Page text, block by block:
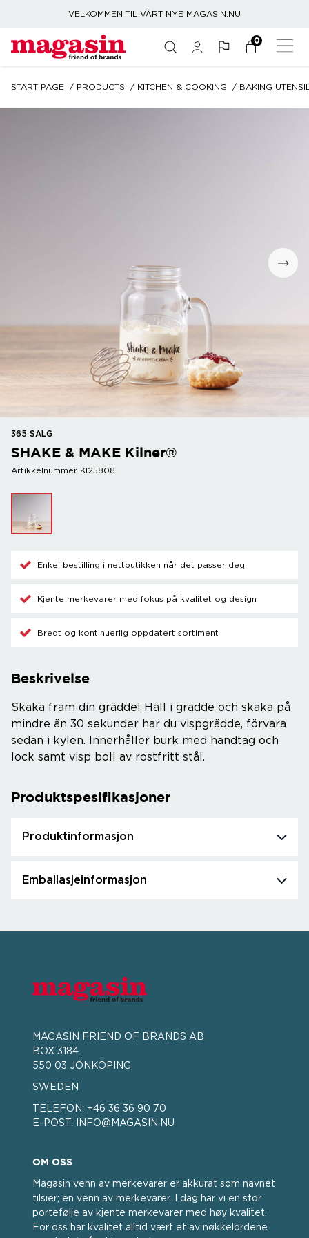
VELKOMMEN TIL VÅRT NYE MAGASIN.NU
0
START PAGE PRODUCTS KITCHEN & COOKING BAKING
365 SALG
SHAKE & MAKE Kilner®
Artikkelnummer KI25808
Enkel bestilling i nettbutikken når det passer deg
Kjente merkevarer med fokus på kvalitet og design
Bredt og kontinuerlig oppdatert sortiment
Beskrivelse
Skaka fram din grädde! Häll i grädde och skaka på
mindre än 30 sekunder har du vispgrädde, förvara
sedan i kylen. Innerhåller burk med handtag och
lock samt visp boll av rostfritt stål.
Produktspesifikasjoner
Produktinformasjon
Emballasjeinformasjon
MAGASIN FRIEND OF BRANDS AB
BOX 3184
550 03 JÖNKÖPING
SWEDEN
TELEFON: +46 36 36 90 70
E-POST:
INFO@MAGASIN.NU
OM OSS
Magasin venn av merkevarer er akkurat som navnet
tilsier; en venn av merkevarer. I dag har vi en stor
portefølje av kjente merkevarer med høy kvalitet.
For oss har kvalitet alltid vært et av nøkkelordene